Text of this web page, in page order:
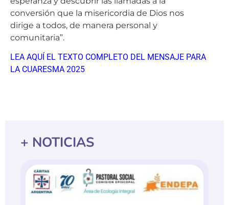
conversión que la misericordia de Dios nos
dirige a todos, de manera personal y
comunitaria”.
LEA AQUÍ EL TEXTO COMPLETO DEL MENSAJE PARA
LA CUARESMA 2025
+ NOTICIAS